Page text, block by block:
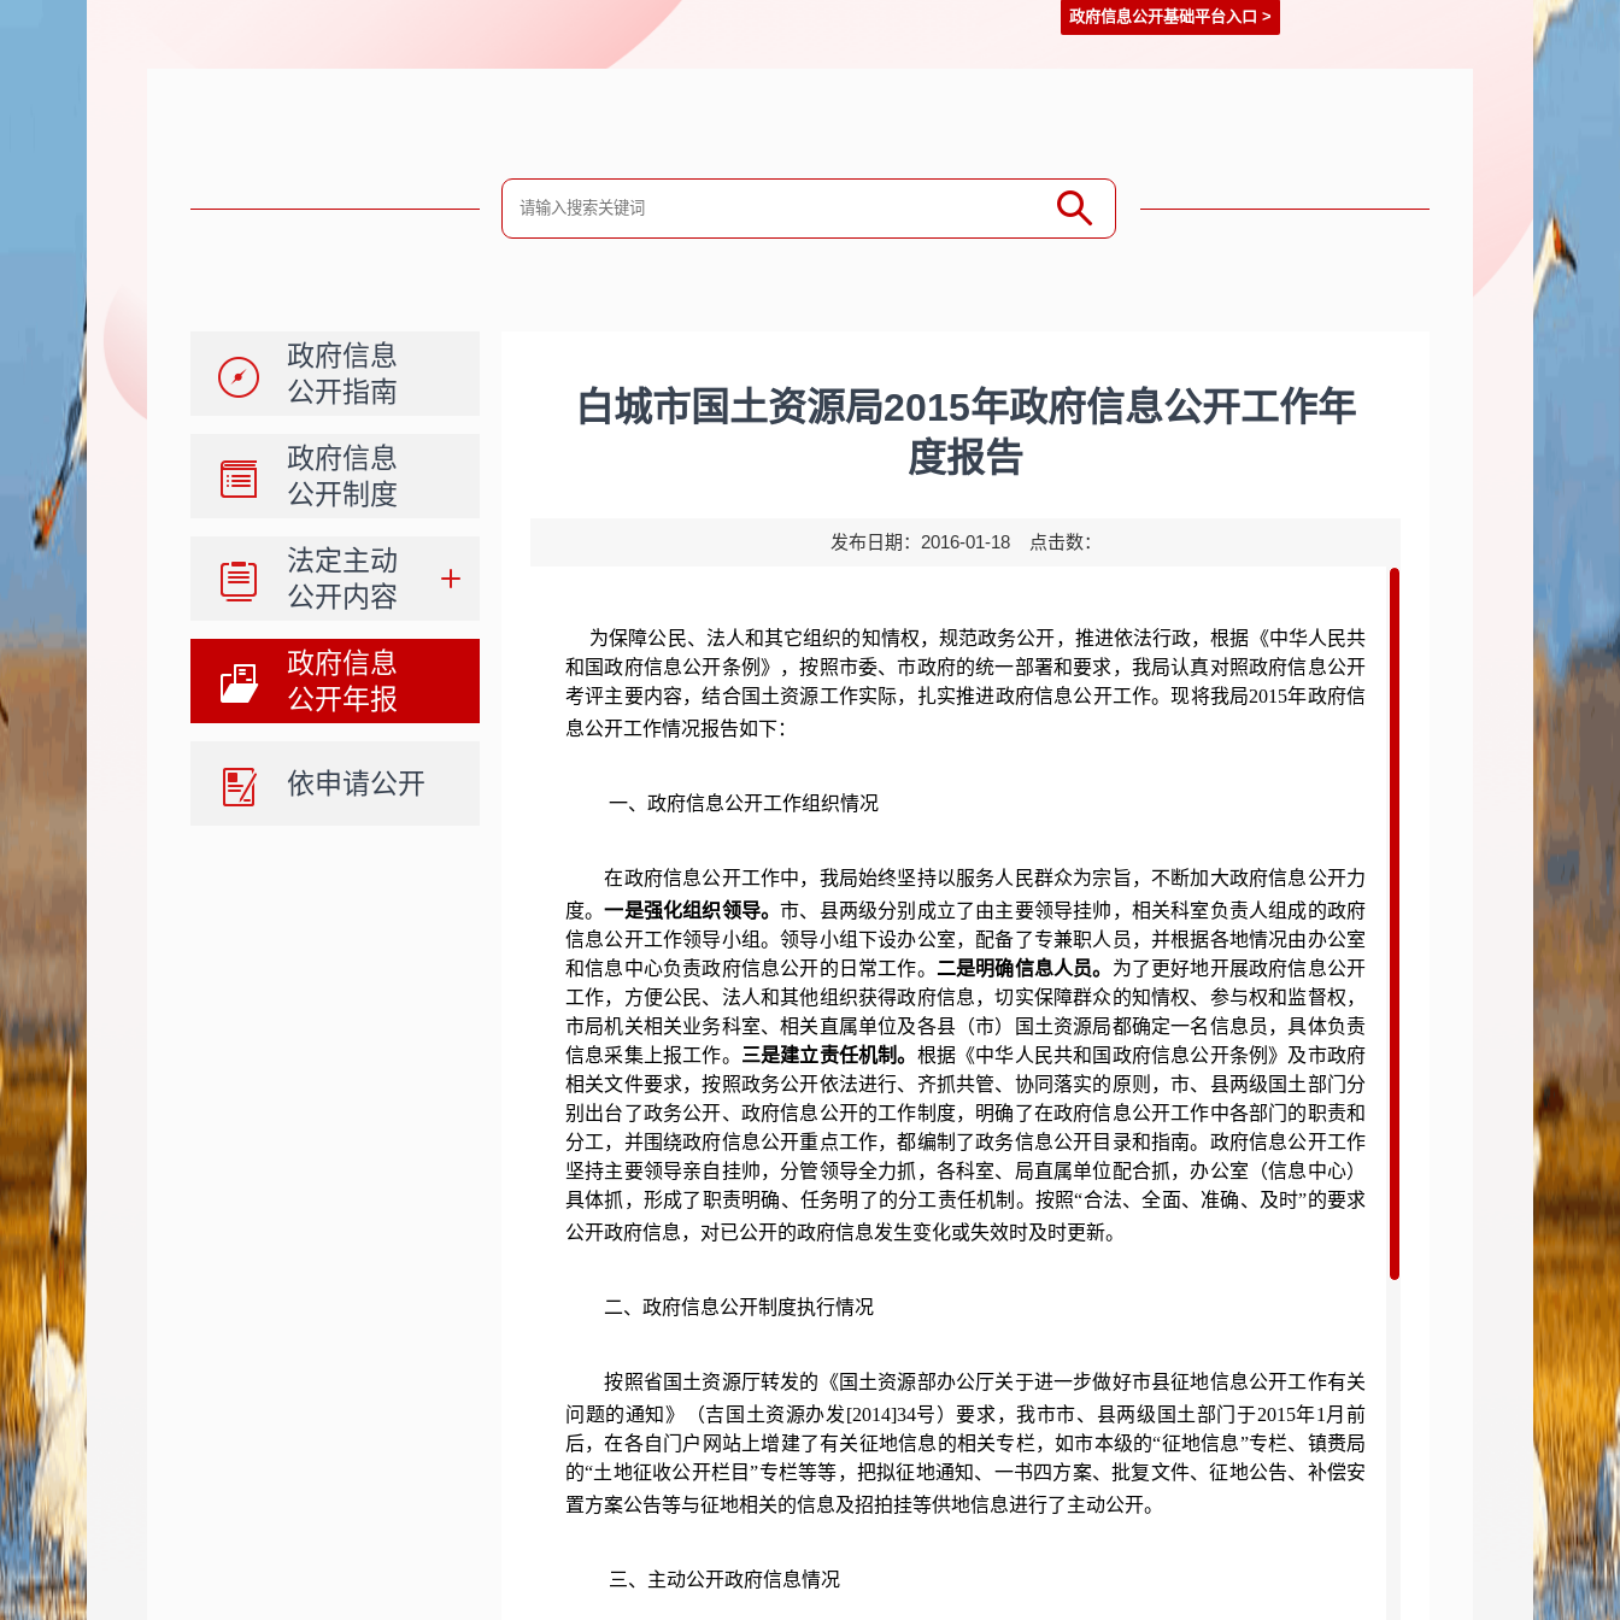
政府信息公开基础平台入口 >
政府信息
公开指南
政府信息
公开制度
法定主动
公开内容
政府信息
公开年报
依申请公开
白城市国土资源局2015年政府信息公开工作年
度报告
发布日期：2016-01-18 点击数：
为保障公民、法人和其它组织的知情权，规范政务公开，推进依法行政，根据《中华人民共
和国政府信息公开条例》，按照市委、市政府的统一部署和要求，我局认真对照政府信息公开
考评主要内容，结合国土资源工作实际， 扎实推进政府信息公开工作。现将我局2015年政府信
息公开工作情况报告如下：
一、政府信息公开工作组织情况
在政府信息公开工作中，我局始终坚持以服务人民群众为宗旨，不断加大政府信息公开力
度。一是强化组织领导。市、县两级分别成立了由主要领导挂帅，相关科室负责人组成的政府
信息公开工作领导小组。领导小组下设办公室，配备了专兼职人员，并根据各地情况由办公室
和信息中心负责政府信息公开的日常工作。 二是明确信息人员。 为了更好地开展政府信息公开
工作，方便公民、法人和其他组织获得政府信息，切实保障群众的知情权、参与权和监督权，
市局机关相关业务科室、相关直属单位及各县（市）国土资源局都确定一名信息员，具体负责
信息采集上报工作。 三是建立责任机制。 根据《中华人民共和国政府信息公开条例》 及市政府
相关文件要求，按照政务公开依法进行、齐抓共管、协同落实的原则，市、县两级国土部门分
别出台了政务公开、政府信息公开的工作制度， 明确了在政府信息公开工作中各部门的职责和
分工，并围绕政府信息公开重点工作，都编制了政务信息公开目录和指南。政府信息公开工作
坚持主要领导亲自挂帅，分管领导全力抓，各科室、局直属单位配合抓，办公室（信息中心）
具体抓，形成了职责明确、任务明了的分工责任机制。 按照“合法、全面、准确、及时”的要求
公开政府信息，对已公开的政府信息发生变化或失效时及时更新。
二、政府信息公开制度执行情况
按照省国土资源厅转发的《国土资源部办公厅关于进一步做好市县征地信息公开工作有关
问题的通知》（吉国土资源办发[2014]34号）要求，我市市、县两级国土部门于2015年1 月前
后，在各自门户网站上增建了有关征地信息的相关专栏，如市本级的“征地信息”专栏、镇赉局
的“土地征收公开栏目”专栏等等，把拟征地通知、一书四方案、批复文件、征地公告、补偿安
置方案公告等与征地相关的信息及招拍挂等供地信息进行了主动公开。
三、主动公开政府信息情况